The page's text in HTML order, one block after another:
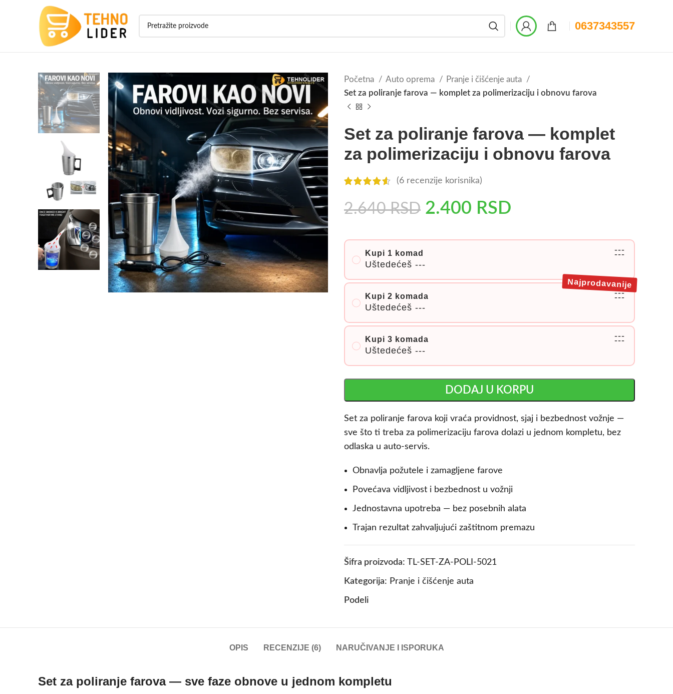
0637343557
Početna Auto oprema
Pranje i čišćenje auta
Set za poliranje farova — komplet za polimerizaciju i obnovu farova
Set za poliranje farova — komplet
za polimerizaciju i obnovu farova
(6 recenzije korisnika)
2.640RSD 2.400 RSD
Kupi 1 komad
Uštedećeš ---
---
---
Kupi 2 komada
Uštedećeš ---
---
---
Najprodavanije
Kupi 3 komada
Uštedećeš ---
---
---
DODAJ U KORPU
Set za poliranje farova koji vraća providnost, sjaj i bezbednost vožnje —
sve što ti treba za polimerizaciju farova dolazi u jednom kompletu, bez
odlaska u auto-servis.
Obnavlja požutele i zamagljene farove
Povećava vidljivost i bezbednost u vožnji
Jednostavna upotreba — bez posebnih alata
Trajan rezultat zahvaljujući zaštitnom premazu
Šifra proizvoda: TL-SET-ZA-POLI-5021
Kategorija: Pranje i čišćenje auta
Podeli
OPIS RECENZIJE (6) NARUČIVANJE I ISPORUKA
Set za poliranje farova — sve faze obnove u jednom kompletu